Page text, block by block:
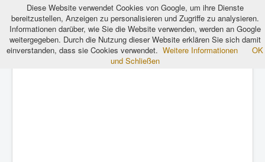
Das Lexikon für Architektur und Bauwesen
Diese Website verwendet Cookies von Google, um ihre Dienste
bereitzustellen, Anzeigen zu personalisieren und Zugriffe zu analysieren.
Informationen darüber, wie Sie die Website verwenden, werden an Google
weitergegeben. Durch die Nutzung dieser Website erklären Sie sich damit
einverstanden, dass sie Cookies verwendet. Weitere Informationen
OK
und Schließen